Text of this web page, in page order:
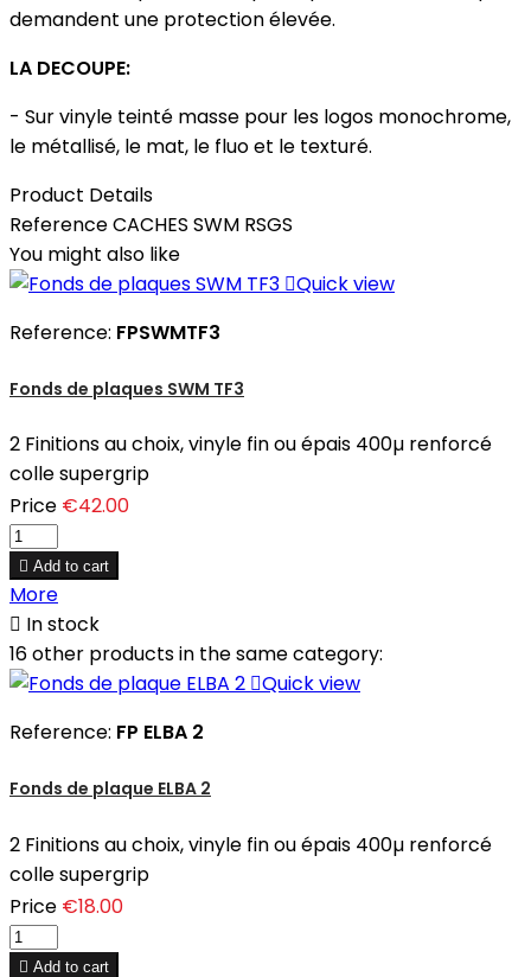
demandent une protection élevée.
LA DECOUPE:
- Sur vinyle teinté masse pour les logos monochrome,
le métallisé, le mat, le fluo et le texturé.
Product Details
ReferenceCACHES SWM RSGS
You might also like
Quick view
Reference: FPSWMTF3
Fonds de plaques SWM TF3
2 Finitions au choix, vinyle fin ou épais 400µ renforcé
colle supergrip
Price €42.00
 Add to cart
More
 In stock
16 other products in the same category:
Quick view
Reference: FP ELBA 2
Fonds de plaque ELBA 2
2 Finitions au choix, vinyle fin ou épais 400µ renforcé
colle supergrip
Price €18.00
 Add to cart